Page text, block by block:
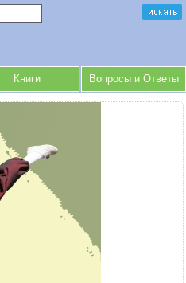
Книги Вопросы и Ответы